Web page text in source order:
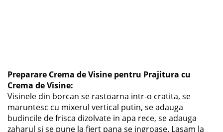
Preparare Crema de Visine pentru Prajitura cu
Crema de Visine:
Visinele din borcan se rastoarna intr-o cratita, se
maruntesc cu mixerul vertical putin, se adauga
budincile de frisca dizolvate in apa rece, se adauga
zaharul si se pune la fiert pana se ingroase. Lasam la